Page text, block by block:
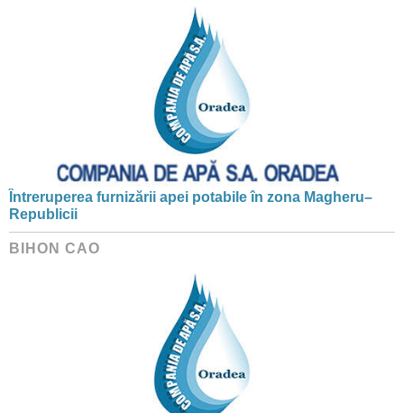
Întreruperea furnizării apei potabile în zona Magheru–
Republicii
BIHON CAO